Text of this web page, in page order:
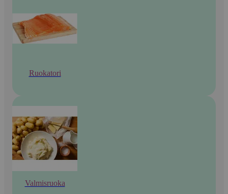
Ruokatori
Valmisruoka